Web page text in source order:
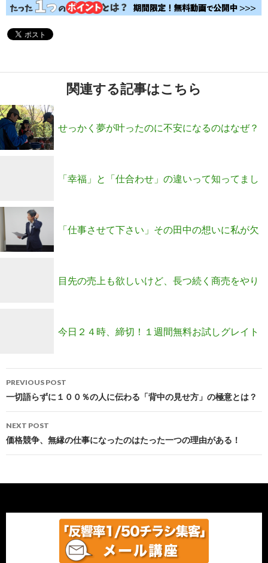
関連する記事はこちら
せっかく夢が叶ったのに不安になるのはなぜ？
「幸福」と「仕合わせ」の違いって知ってまし
たか？
「仕事させて下さい」その田中の想いに私が欠
如していた売り上げアップのマインドを発見
目先の売上も欲しいけど、長つ続く商売をやり
たいならコレが一番！
今日２４時、締切！１週間無料お試しグレイト
Post
navigation
PREVIOUS POST
一切語らずに１００％の人に伝わる「背中の見せ方」の極意とは？
NEXT POST
価格競争、無縁の仕事になったのはたった一つの理由がある！